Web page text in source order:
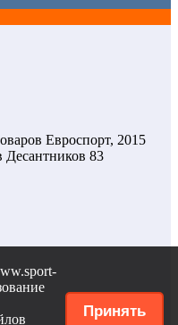
Принять
Евроспорт, 2015
Десантников 83